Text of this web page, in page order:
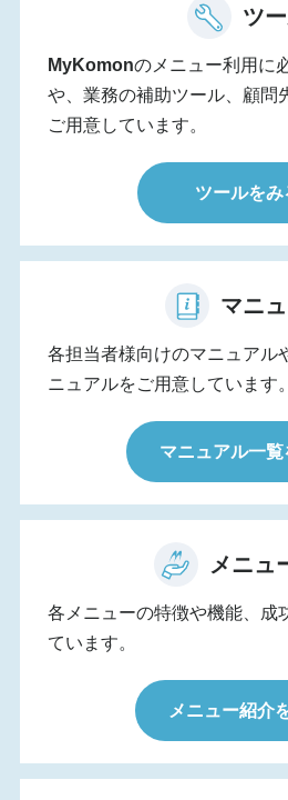
ツ
MyKomonのメニュー利用に
や、業務の補助ツール、顧問
ご用意しています。
ツールをみ
マニ
各担当者様向けのマニュアル
ニュアルをご用意しています。
マニュアル一覧
メニュ
各メニューの特徴や機能、成
ています。
メニュー紹介